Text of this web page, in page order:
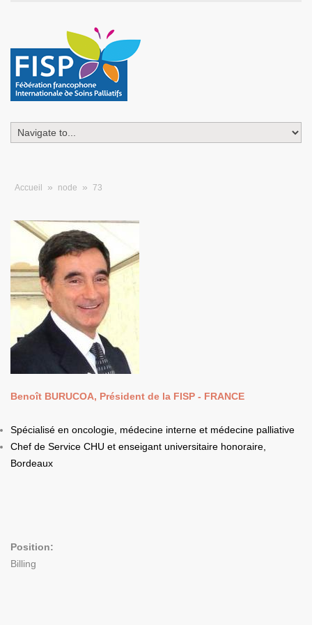
Accueil » node » 73
Benoît BURUCOA, Président de la FISP - FRANCE
Spécialisé en oncologie, médecine interne et médecine palliative
Chef de Service CHU et enseigant universitaire honoraire,
Bordeaux
Position:
Billing